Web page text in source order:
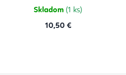
Skladom (1 ks)
10,50 €